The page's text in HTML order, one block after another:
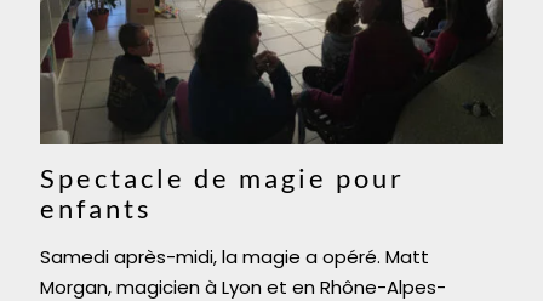
Spectacle de magie pour
enfants
Samedi après-midi, la magie a opéré. Matt
Morgan, magicien à Lyon et en Rhône-Alpes-